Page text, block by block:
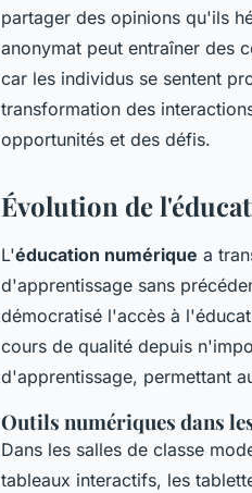
partager des opinions qu'ils
anonymat peut entraîner des
car les individus se sentent
transformation des
opportunités et des défis.
Évolution de
L'éducation numérique a
d'apprentissage sans
démocratisé l'accès à
cours de qualité depuis
d'apprentissage, permettant
Outils numériques dans
Dans les salles de classe
tableaux interactifs, les